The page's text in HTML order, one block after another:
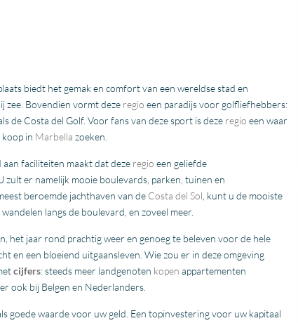
plaats biedt het gemak en comfort van een wereldse stad en
zee. Bovendien vormt deze regio een paradijs voor golfliefhebbers:
de Costa del Golf. Voor fans van deze sport is deze regio een waar
in Marbella zoeken.
faciliteiten maakt dat deze regio een geliefde
er namelijk mooie boulevards, parken, tuinen en
beroemde jachthaven van de Costa del Sol , kunt u de mooiste
langs de boulevard, en zoveel meer.
het jaar rond prachtig weer en genoeg te beleven voor de hele
en een bloeiend uitgaansleven. Wie zou er in deze omgeving
cijfers: steeds meer landgenoten kopen appartementen
ook bij Belgen en Nederlanders.
goede waarde voor uw geld. Een topinvestering voor uw kapitaal